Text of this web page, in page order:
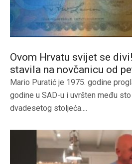
Ovom Hrvatu svijet se
stavila na novčanicu od
Mario Puratić je 1975. godine
godine u SAD-u i uvršten među
dvadesetog stoljeća....